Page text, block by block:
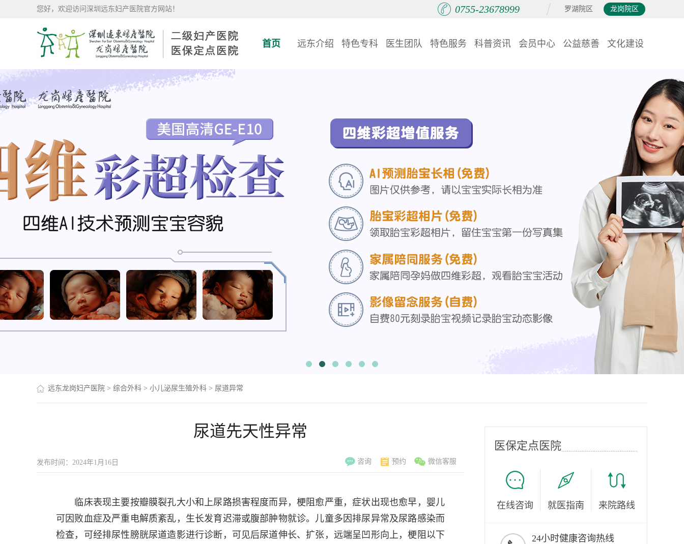
您好，欢迎访问深圳远东妇产医院官方网站！ 罗湖院区 龙岗院区
0755-23678999
首页 远东介绍 特色专科 医生团队 特色服务 科普资讯 会员中心 公益慈善 文化建设
远东龙岗妇产医院 > 综合外科 > 小儿泌尿生殖外科 > 尿道异常
尿道先天性异常
发布时间：2024年1月16日 咨询 预约 微信客服
临床表现主要按瓣膜裂孔大小和上尿路损害程度而异，梗阻愈严重，症状出现也愈早，婴儿
可因败血症及严重电解质紊乱，生长发育迟滞或腹部肿物就诊。儿童多因排尿异常及尿路感染而
检查，可经排尿性膀胱尿道造影进行诊断，可见后尿道伸长、扩张，远端呈凹形向上，梗阻以下
医保定点医院
在线咨询 就医指南 来院路线
24小时健康咨询热线